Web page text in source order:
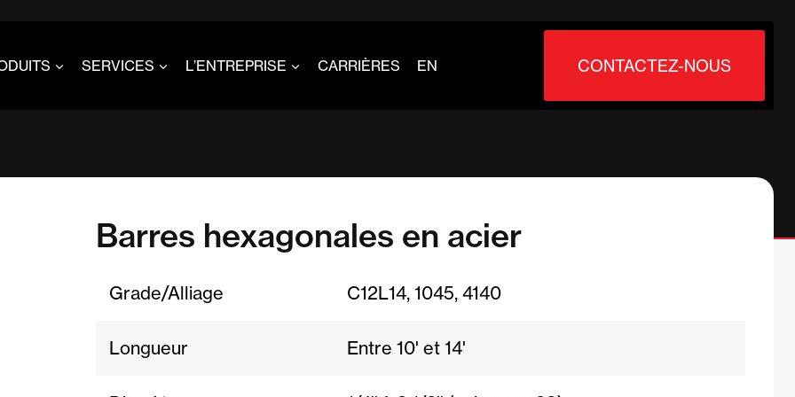
SERVICES L’ENTREPRISE CARRIÈRES EN CONTACTEZ-NOUS
Barres hexagonales en acier
Grade/Alliage C12L14, 1045, 4140
Longueur Entre 10' et 14'